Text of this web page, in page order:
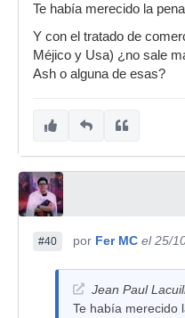
Te había merecido la
Y con el tratado de
Méjico y Usa) ¿no sale
Ash o alguna de esas?
#40 por Fer MC el 25/
Jean Paul
Te había merecido